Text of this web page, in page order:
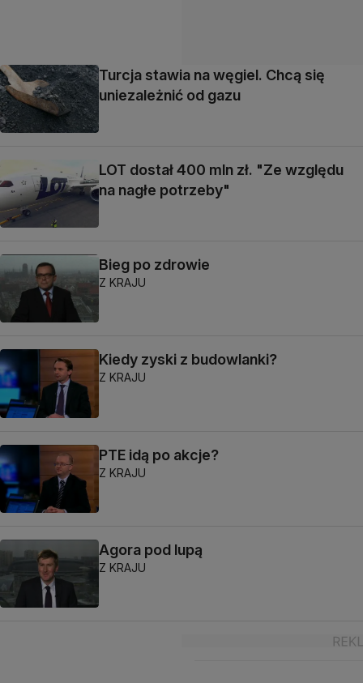
Turcja stawia na węgiel. Chcą się
uniezależnić od gazu
LOT dostał 400 mln zł. "Ze względu
na nagłe potrzeby"
Bieg po zdrowie
Z KRAJU
Kiedy zyski z budowlanki?
Z KRAJU
PTE idą po akcje?
Z KRAJU
Agora pod lupą
Z KRAJU